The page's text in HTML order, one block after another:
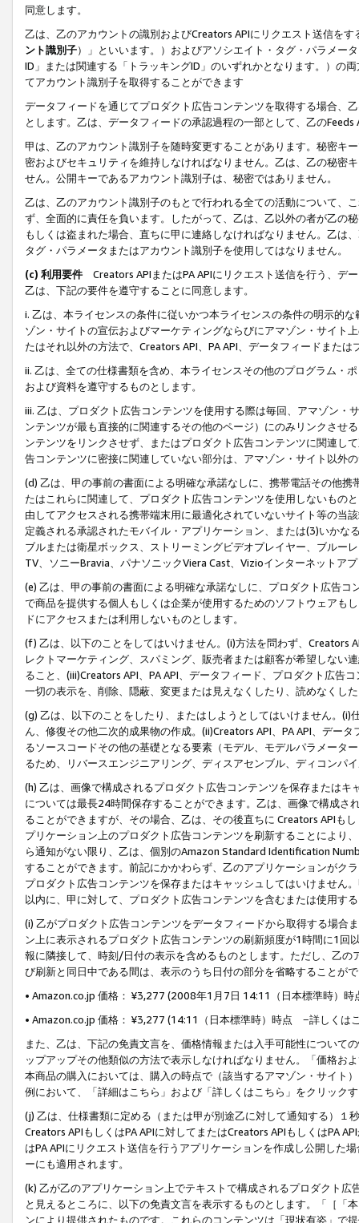
同意します。
乙は、乙のアカウントの識別およびCreators APIにリクエスト送信を
ント識別子）」といいます。）およびアソシエイト・タグ・パラメー
ID」または関連する「トラッキングID」のいずれかとなります。）の
てアカウント識別子を取得することができます
データフィードを通じてプロダクト広告コンテンツを取得する場合、
とします。乙は、データフィードの承認過程の一部として、乙の
甲は、乙のアカウント識別子を随時変更することがあります。秘密キ
密およびセキュリティを維持しなければなりません。乙は、乙の秘密
せん。公開キーであるアカウント識別子は、秘密ではありません。
乙は、乙のアカウント識別子のもとで行われる全ての活動について、
ず、全面的に責任を負います。したがって、乙は、乙以外の者が乙の
もしくは盗まれた場合、直ちに甲に連絡しなければなりません。乙は
タグ・パラメータまたはアカウント識別子を使用してはなりません。
(c) 利用要件 Creators APIまたはPA APIにリクエスト送信を行う、デ
乙は、下記の要件を遵守することに同意します。
i. 乙は、本ライセンスの条件に従いかつ本ライセンスの条件の明示的
ゾン・サイトの宣伝およびマーケティングならびにアマゾン・サイト
たはそれ以外の方法で、Creators API、PA API、データフィードまた
ii. 乙は、全ての仕様書類を含め、本ライセンスその他のプログラム・
および資料を遵守するものとします。
iii. 乙は、プロダクト広告コンテンツを使用する際は毎回、アマゾン
ンテンツが最も直接的に関連するその他のページ）にのみリンクさせ
ンテンツをリンクさせず、またはプロダクト広告コンテンツに関連し
告コンテンツに密接に関連していない部分は、アマゾン・サイト以外
(d) 乙は、甲の事前の書面による明確な承諾なしに、携帯電話その他
たはこれらに関連して、プロダクト広告コンテンツを使用しないもの
由してアクセスされる携帯端末用に最適化されていないサイト等の当
定義される承認されたモバイル・アプリケーション、または(3)いか
ブルまたは衛星ボックス、ストリーミングビデオプレイヤー、ブルー
TV、ソニーBravia、パナソニックViera Cast、Vizioインターネットア
(e) 乙は、甲の事前の書面による明確な承諾なしに、プロダクト広告
で商品を提供する個人もしくは企業が使用するためのソフトウェアも
ドにアクセスまたは利用しないものとします。
(f) 乙は、以下のことをしてはいけません。(i)方法を問わず、Creators
レクトマーケティング、スパミング、販売者または顧客が希望しない
ること、(iii)Creators API、PA API、データフィード、プロダクト広告
一切の表示を、削除、隠蔽、変更または見えなくしたり、読めなくし
(g) 乙は、以下のことをしたり、またはしようとしてはいけません。
ん、修復その他二次的成果物の作成。(ii)Creators API、PA API、デー
るソースコードその他の基礎となる要素（モデル、モデルパラメータ
るため、リバースエンジニアリング、ディスアセンブル、ディコンパ
(h) 乙は、画像で構成されるプロダクト広告コンテンツを保存または
については最長24時間保存することができます。乙は、画像で構成
ることができますが、その場合、乙は、その後直ちに Creators APIも
プリケーション上のプロダクト広告コンテンツを刷新することにより
ら通知がない限り、乙は、個別のAmazon Standard Identification
することができます。前記にかかわらず、乙のアプリケーションがク
プロダクト広告コンテンツを保存またはキャッシュしてはいけません
以内に、甲に対して、プロダクト広告コンテンツを含むまたは使用す
(i) 乙がプロダクト広告コンテンツをデータフィードから取得する場合
ン上に表示されるプロダクト広告コンテンツの刷新頻度が1時間に1
報に隣接して、時刻/日付の表示を含めるものとします。ただし、乙
び刷新と同日中である間は、表示のうち日付の部分を省略することが
• Amazon.co.jp 価格： ¥3,277 (2008年1月7日 14:11（日本標準時）
• Amazon.co.jp 価格： ¥3,277 (14:11（日本標準時）時点 −詳しくは
また、乙は、下記の免責文言を、価格情報または入手可能性について
ップアップその他類似の方法で表示しなければなりません。「価格
本商品の購入においては、購入の時点で（該当するアマゾン・サイト
例において、「詳細はこちら」および「詳しくはこちら」をクリック
(j) 乙は、仕様書類に定める（または甲が別途乙に対して通知する）
Creators APIもしくはPA APIに対してまたはCreators APIもしくはPA
はPA APIにリクエスト送信を行うアプリケーションを作成し公開した
ーにも適用されます。
(k) 乙が乙のアプリケーション上でテキストで構成されるプロダクト
と見えるところに、以下の免責文言を表示するものとします。「［「
ンにより提供されたものです。これらのコンテンツは「現状有姿」で